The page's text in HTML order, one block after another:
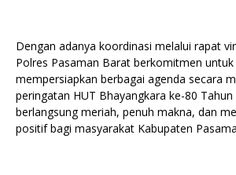
Dengan adanya koordinasi melalui rapat
Polres Pasaman Barat berkomitmen
mempersiapkan berbagai agenda secara
peringatan HUT Bhayangkara ke-80
berlangsung meriah, penuh makna, dan
positif bagi masyarakat Kabupaten